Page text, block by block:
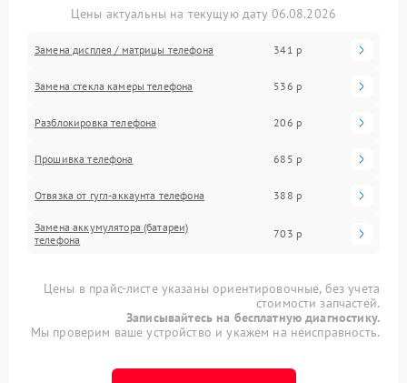
Цены актуальны на текущую дату 06.08.2026
Замена дисплея / матрицы телефона 341 р
Замена стекла камеры телефона 536 р
Разблокировка телефона 206 р
Прошивка телефона 685 р
Отвязка от гугл-аккаунта телефона 388 р
Замена аккумулятора (батареи)
телефона
703 р
Цены в прайс-листе указаны ориентировочные, без учета
стоимости запчастей.
Записывайтесь на бесплатную диагностику.
Мы проверим ваше устройство и укажем на неисправность.